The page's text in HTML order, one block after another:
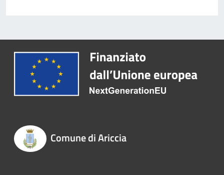
Comune di Ariccia